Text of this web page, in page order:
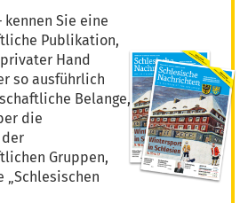
kennen Sie eine
Publikation,
Hand
so ausführlich
Belange,
die
Gruppen,